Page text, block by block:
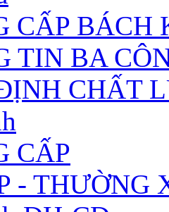
CẤP BÁCH
TIN BA
CHẤT
CẤP
- THƯỜNG